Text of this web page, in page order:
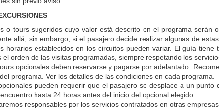
o tours sugeridos cuyo valor está descrito en el programa
allá; sin embargo, si el pasajero decide realizar algunas de
horarios establecidos en los circuitos pueden variar. El guía
el orden de las visitas programadas, siempre respetando los
opcionales deben reservarse y pagarse por adelantado.
programa. Ver los detalles de las condiciones en cada programa.
pueden requerir que el pasajero se desplace a un
hasta 24 horas antes del inicio del opcional elegido.
responsables por los servicios contratados en otras empresas.